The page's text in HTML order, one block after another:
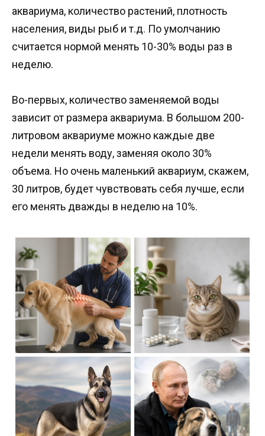
аквариума, количество растений, плотность
населения, виды рыб и т.д. По умолчанию
считается нормой менять 10-30% воды раз в
неделю.
Во-первых, количество заменяемой воды
зависит от размера аквариума. В большом 200-
литровом аквариуме можно каждые две
недели менять воду, заменяя около 30%
объема. Но очень маленький аквариум, скажем,
30 литров, будет чувствовать себя лучше, если
его менять дважды в неделю на 10%.